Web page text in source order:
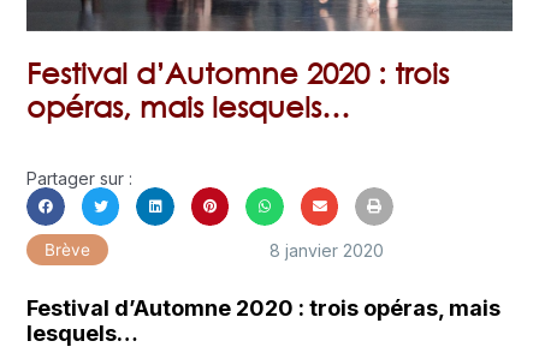
Festival d’Automne 2020 : trois
opéras, mais lesquels…
Partager sur :
Brève 8 janvier 2020
Festival d’Automne 2020 : trois opéras, mais
lesquels…